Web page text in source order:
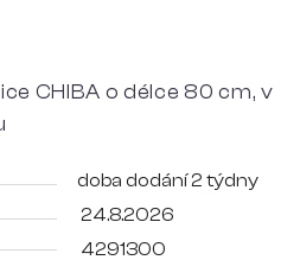
CHIBA o délce 80 cm, v
doba dodání 2 týdny
24.8.2026
4291300